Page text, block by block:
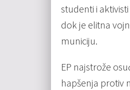
studenti i
dok je elitna
municiju.
EP najstrože
hapšenja protiv